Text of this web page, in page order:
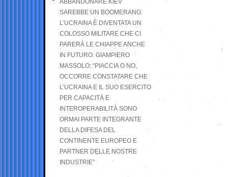
ABBANDONARE KIEV
SAREBBE UN BOOMERANG:
L’UCRAINA È DIVENTATA UN
COLOSSO MILITARE CHE CI
PARERÀ LE CHIAPPE ANCHE
IN FUTURO. GIAMPIERO
MASSOLO: “PIACCIA O NO,
OCCORRE CONSTATARE CHE
L’UCRAINA E IL SUO ESERCITO
PER CAPACITÀ E
INTEROPERABILITÀ SONO
ORMAI PARTE INTEGRANTE
DELLA DIFESA DEL
CONTINENTE EUROPEO E
PARTNER DELLE NOSTRE
INDUSTRIE”